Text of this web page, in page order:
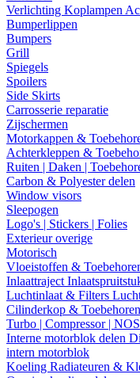
Verlichting Koplampen
Bumperlippen
Bumpers
Grill
Spiegels
Spoilers
Side Skirts
Carrosserie reparatie
Zijschermen
Motorkappen &
Achterkleppen &
Ruiten | Daken |
Carbon & Polyester delen
Window visors
Sleepogen
Logo's | Stickers | Folies
Exterieur overige
Motorisch
Vloeistoffen &
Inlaattraject
Luchtinlaat & Filters
Cilinderkop & Toebehoren
Turbo | Compressor | NOS
Interne motorblok delen
intern motorblok
Koeling Radiateuren &